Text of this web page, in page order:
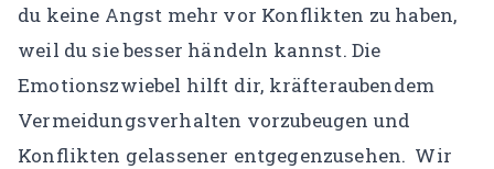
du keine Angst mehr vor Konflikten zu haben,
weil du sie besser händeln kannst. Die
Emotionszwiebel hilft dir, kräfteraubendem
Vermeidungsverhalten vorzubeugen und
Konflikten gelassener entgegenzusehen. Wir